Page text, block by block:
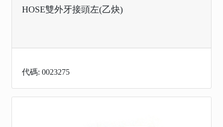
HOSE雙外牙接頭左(乙炔)
代碼: 0023275